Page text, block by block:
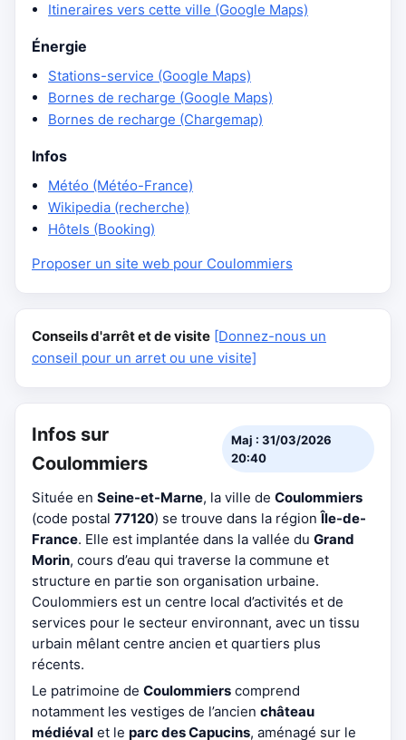
Itineraires vers cette ville (Google Maps)
Énergie
Stations-service (Google Maps)
Bornes de recharge (Google Maps)
Bornes de recharge (Chargemap)
Infos
Météo (Météo-France)
Wikipedia (recherche)
Hôtels (Booking)
Proposer un site web pour Coulommiers
Conseils d'arrêt et de visite [Donnez-nous un
conseil pour un arret ou une visite]
Infos sur
Coulommiers
Maj : 31/03/2026
20:40
Située en Seine-et-Marne, la ville de Coulommiers
(code postal 77120) se trouve dans la régionÎle-de-
France. Elle est implantée dans la vallée du Grand
Morin, cours d’eau qui traverse la commune et
structure en partie son organisation urbaine.
Coulommiers est un centre local d’activités et de
services pour le secteur environnant, avec un tissu
urbain mêlant centre ancien et quartiers plus
récents.
Le patrimoine de Coulommiers comprend
notamment les vestiges de l’ancien château
médiéval et le parc des Capucins, aménagé sur le